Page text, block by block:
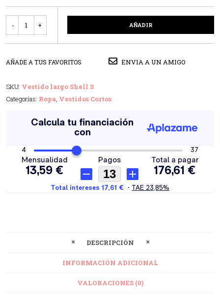
AÑADIR
AÑADE A TUS FAVORITOS ENVIA A UN AMIGO
SKU: Vestido largo Shell S
Categorías: Ropa, Vestidos Cortos
DESCRIPCIÓN
INFORMACIÓN ADICIONAL
VALORACIONES (0)